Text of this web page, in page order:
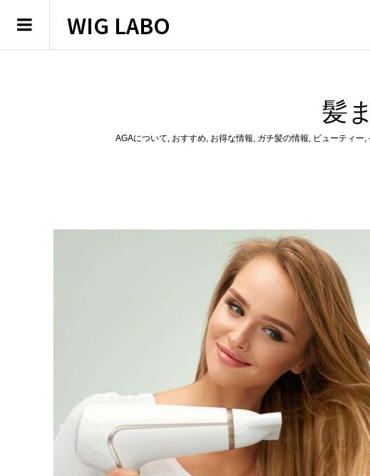
WIG LABO
髪
AGAについて, おすすめ, お得な情報, ガチ髪の情報, ビューティー,